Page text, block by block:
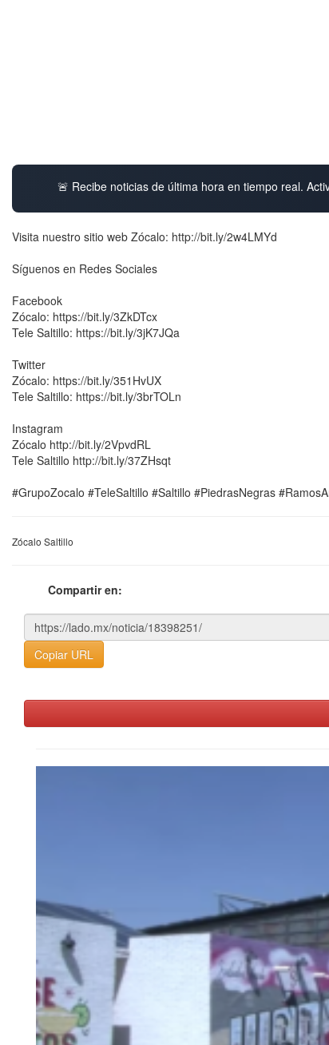
🚨 Recibe noticias de última hora en tiempo real.
Visita nuestro sitio web Zócalo: http://bit.ly/2w4LMYd
Síguenos en Redes Sociales
Facebook
Zócalo: https://bit.ly/3ZkDTcx
Tele Saltillo: https://bit.ly/3jK7JQa
Twitter
Zócalo: https://bit.ly/351HvUX
Tele Saltillo: https://bit.ly/3brTOLn
Instagram
Zócalo http://bit.ly/2VpvdRL
Tele Saltillo http://bit.ly/37ZHsqt
#GrupoZocalo #TeleSaltillo #Saltillo #PiedrasNegras
Zócalo Saltillo
Compartir en:
Copiar URL